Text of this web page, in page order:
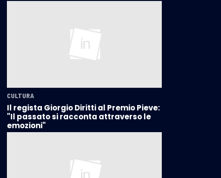
CULTURA
Il regista Giorgio Diritti al Premio Pieve:
"Il passato si racconta attraverso le
emozioni"